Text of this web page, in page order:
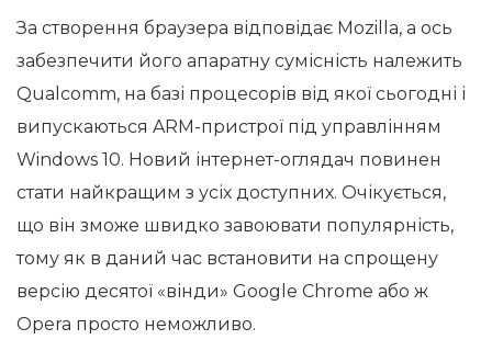
За створення браузера відповідає Mozilla, а ось
забезпечити його апаратну сумісність належить
Qualcomm, на базі процесорів від якої сьогодні і
випускаються ARM-пристрої під управлінням
Windows 10. Новий інтернет-оглядач повинен
стати найкращим з усіх доступних. Очікується,
що він зможе швидко завоювати популярність,
тому як в даний час встановити на спрощену
версію десятої «вінди» Google Chrome або ж
Opera просто неможливо.